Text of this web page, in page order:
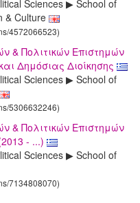
Sciences ▶ School of
& Culture
4572066523)
& Πολιτικών Επιστημών
Δημόσιας Διοίκησης
Sciences ▶ School of
5306632246)
& Πολιτικών Επιστημών
- ...)
Sciences ▶ School of
7134808070)